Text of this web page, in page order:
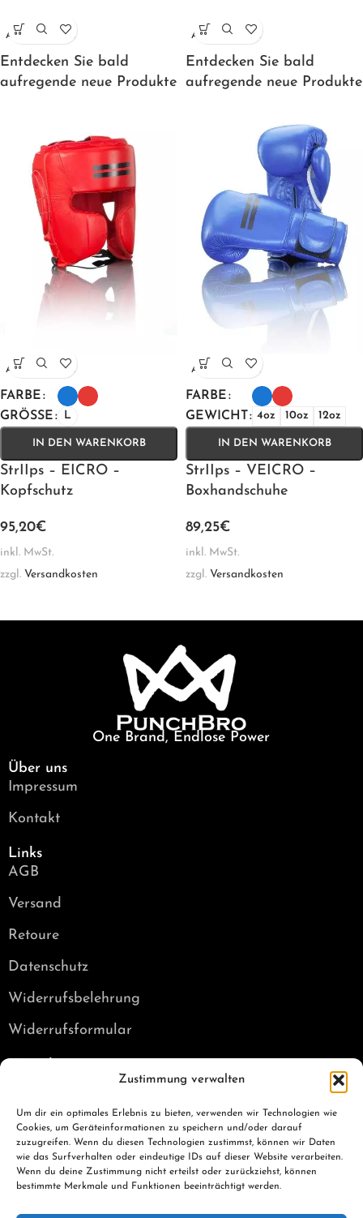
Zustimmung verwalten
Um dir ein optimales Erlebnis zu bieten, verwenden wir Technologien wie
Cookies, um Geräteinformationen zu speichern und/oder darauf
zuzugreifen. Wenn du diesen Technologien zustimmst, können wir Daten
wie das Surfverhalten oder eindeutige IDs auf dieser Website verarbeiten.
Wenn du deine Zustimmung nicht erteilst oder zurückziehst, können
bestimmte Merkmale und Funktionen beeinträchtigt werden.
AUSVERKAUFT
Entdecken Sie bald
aufregende neue Produkte
AUSVERKAUFT
Entdecken Sie bald
aufregende neue Produkte
AUSVERKAUFT
FARBE
GRÖSSE
L
IN DEN WARENKORB
StrIIps – EICRO –
Kopfschutz
95,20€
inkl. MwSt.
zzgl. Versandkosten
AUSVERKAUFT
FARBE
GEWICHT
4oz 10oz 12oz
IN DEN WARENKORB
StrIIps – VEICRO –
Boxhandschuhe
89,25€
inkl. MwSt.
zzgl. Versandkosten
One Brand, Endlose Power
Über uns
Impressum
Kontakt
Links
AGB
Versand
Retoure
Datenschutz
Widerrufsbelehrung
Widerrufsformular
E-Mail: info@punchbro.de
Tel: +49 179 7050931
Social Media